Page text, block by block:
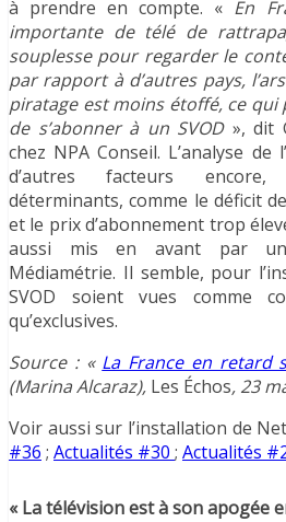
à prendre en compte. « En
importante de télé de
souplesse pour regarder le
par rapport à d’autres pays,
piratage est moins étoffé, ce
de s’abonner à un SVOD », dit
chez NPA Conseil. L’analyse de
d’autres facteurs
déterminants, comme le déficit
et le prix d’abonnement trop
aussi mis en avant par
Médiamétrie. Il semble, pour
SVOD soient vues comme
qu’exclusives.
Source : « La France en retard
(Marina Alcaraz), Les Échos, 23
Voir aussi sur l’installation de
#36 ; Actualités #30 ; Actualités
« La télévision est à son apogée